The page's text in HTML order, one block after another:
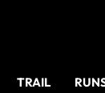
TRAIL